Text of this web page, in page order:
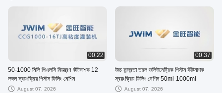
00:22
50-1000 মিলি পিএলসি নিয়ন্ত্রণ কীটনাশক 12
নজল স্বয়ংক্রিয় পিস্টন ফিলিং মেশিন
August 07, 2026
00:37
উচ্চ সান্দ্রতা তরল ভলিউমেট্রিক পিস্টন কীটনাশক
স্বয়ংক্রিয় ফিলিং মেশিন 50ml-1000ml
August 07, 2026